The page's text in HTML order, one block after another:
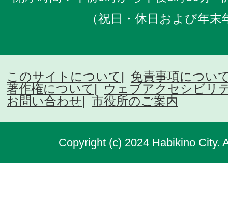
（祝日・休日および年
このサイトについて
免責事項につい
著作権について
ウェブアクセシビリ
お問い合わせ
市役所のご案内
Copyright (c) 2024 Habikino City.